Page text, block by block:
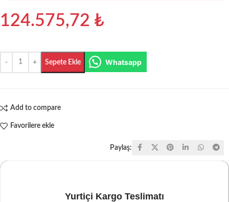
124.575,72 ₺
Sepete Ekle Whatsapp
Add to compare
Favorilere ekle
Paylaş:
Yurtiçi Kargo Teslimatı